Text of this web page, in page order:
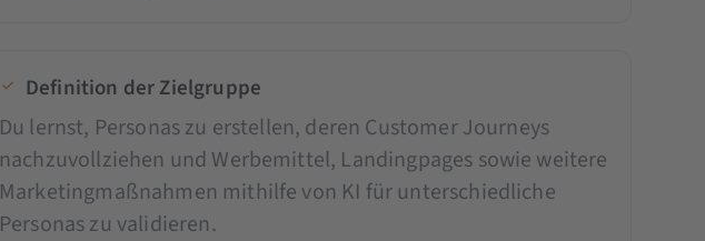
Definition der Zielgruppe
Du lernst, Personas zu erstellen, deren Customer Journeys
nachzuvollziehen und Werbemittel, Landingpages sowie weitere
Marketingmaßnahmen mithilfe von KI für unterschiedliche
Personas zu validieren.